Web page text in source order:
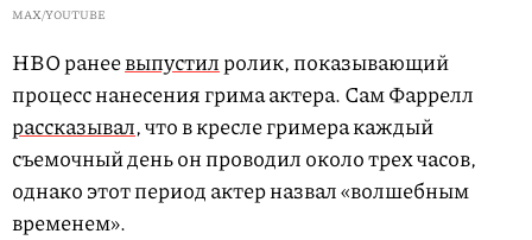
MAX/YOUTUBE
HBO ранеевыпустилролик, показывающий
процесс нанесения грима актера. Сам Фаррелл
рассказывал, что в кресле гримера каждый
съемочный день он проводил около трех часов,
однако этот период актер назвал «волшебным
временем».